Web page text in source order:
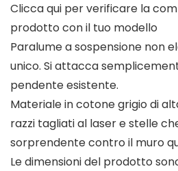
Clicca qui per verificare la
prodotto con il tuo modello
Paralume a sospensione non
unico. Si attacca
pendente esistente.
Materiale in cotone grigio di
razzi tagliati al laser e stelle
sorprendente contro il muro
Le dimensioni del prodotto